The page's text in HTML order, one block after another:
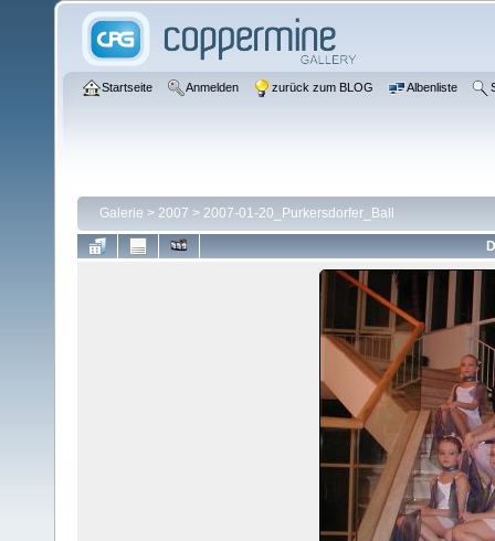
Startseite Anmelden zurück zum BLOG Albenliste
Galerie > 2007 > 2007-01-20_Purkersdorfer_Ball